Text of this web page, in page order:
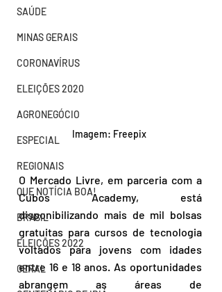
SAÚDE
MINAS GERAIS
CORONAVÍRUS
ELEIÇÕES 2020
AGRONEGÓCIO
ESPECIAL
REGIONAIS
QUE NOTÍCIA BOA!
BRASIL
ELEIÇÕES 2022
GERAL
Imagem: Freepix
O Mercado Livre, em parceria com a
Cubos Academy, está
disponibilizando mais de mil bolsas
gratuitas para cursos de tecnologia
voltados para jovens com idades
entre 16 e 18 anos. As oportunidades
abrangem as áreas de